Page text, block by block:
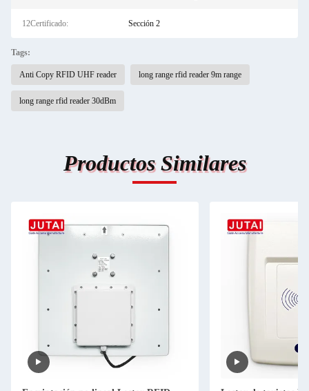
12Certificado: Sección 2
Tags:
Anti Copy RFID UHF reader long range rfid reader 9m range
long range rfid reader 30dBm
Productos Similares